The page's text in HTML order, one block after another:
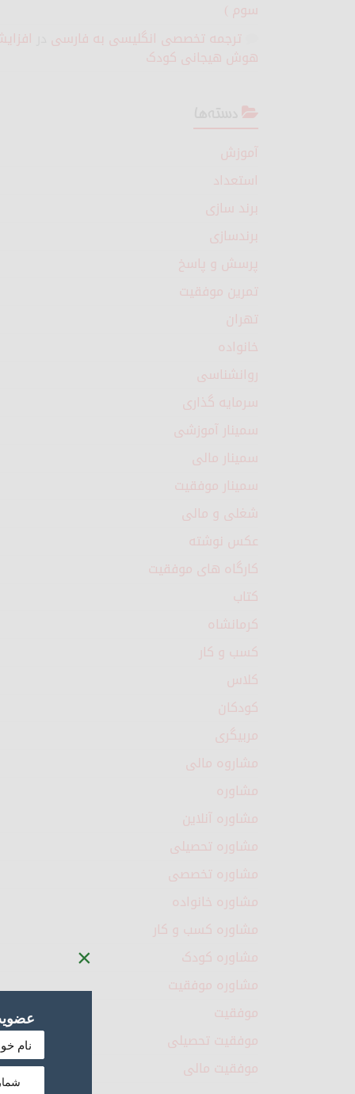
سوم )
ترجمه تخصصی انگلیسی به فارسی
هوش هیجانی کودک
آموزش
استعداد
برند سازی
برندسازی
پرسش و پاسخ
تمرین موفقیت
تهران
خانواده
روانشناسی
سرمایه گذاری
سمینار آموزشی
سمینار مالی
سمینار موفقیت
شغلی و مالی
عکس نوشته
کارگاه های موفقیت
کتاب
کرمانشاه
کسب و کار
کلاس
کودکان
مربیگری
مشاروه مالی
مشاوره
مشاوره آنلاین
مشاوره تحصیلی
مشاوره تخصصی
مشاوره خانواده
مشاوره کسب و کار
مشاوره کودک
مشاوره موفقیت
موفقیت
موفقیت تحصیلی
موفقیت مالی
×